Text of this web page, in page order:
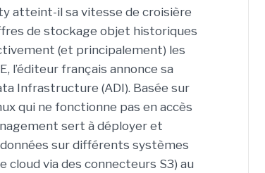
atteint-il sa vitesse de croisière
de stockage objet historiques
(et principalement) les
l’éditeur français annonce sa
Infrastructure (ADI). Basée sur
qui ne fonctionne pas en accès
sert à déployer et
sur différents systèmes
cloud via des connecteurs S3) au